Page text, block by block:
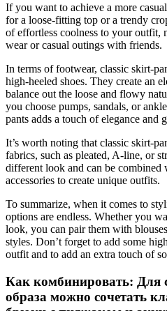
If you want to achieve a more
for a loose-fitting top or a trendy
of effortless coolness to your outfit,
wear or casual outings with friends.
In terms of footwear, classic skirt-
high-heeled shoes. They create an
balance out the loose and flowy
you choose pumps, sandals, or
pants adds a touch of elegance
It’s worth noting that classic skirt-
fabrics, such as pleated, A-line, or
different look and can be combined
accessories to create unique outfits.
To summarize, when it comes to
options are endless. Whether you
look, you can pair them with
styles. Don’t forget to add some
outfit and to add an extra touch of
Как комбинировать: Для
образа можно сочетать